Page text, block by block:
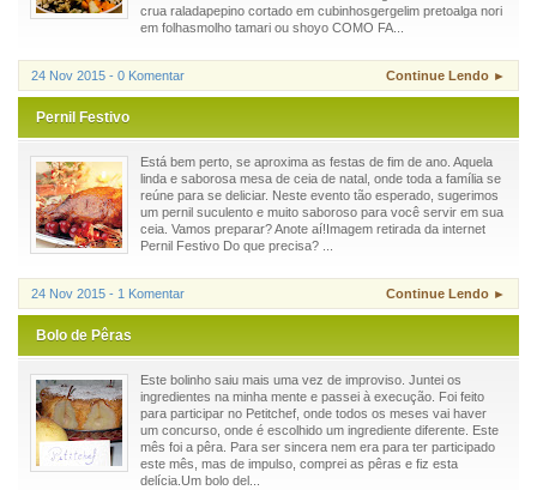
crua raladapepino cortado em cubinhosgergelim pretoalga nori
em folhasmolho tamari ou shoyo COMO FA...
24 Nov 2015 - 0 Komentar Continue Lendo ►
Pernil Festivo
Está bem perto, se aproxima as festas de fim de ano. Aquela
linda e saborosa mesa de ceia de natal, onde toda a família se
reúne para se deliciar. Neste evento tão esperado, sugerimos
um pernil suculento e muito saboroso para você servir em sua
ceia. Vamos preparar? Anote aí!Imagem retirada da internet
Pernil Festivo Do que precisa? ...
24 Nov 2015 - 1 Komentar Continue Lendo ►
Bolo de Pêras
Este bolinho saiu mais uma vez de improviso. Juntei os
ingredientes na minha mente e passei à execução. Foi feito
para participar no Petitchef, onde todos os meses vai haver
um concurso, onde é escolhido um ingrediente diferente. Este
mês foi a pêra. Para ser sincera nem era para ter participado
este mês, mas de impulso, comprei as pêras e fiz esta
delícia.Um bolo del...